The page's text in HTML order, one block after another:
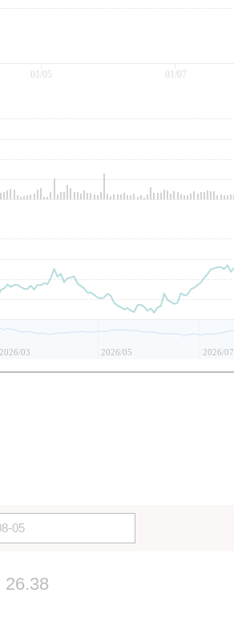
01/05 01/07
03 2026/05 2026/07
26.38